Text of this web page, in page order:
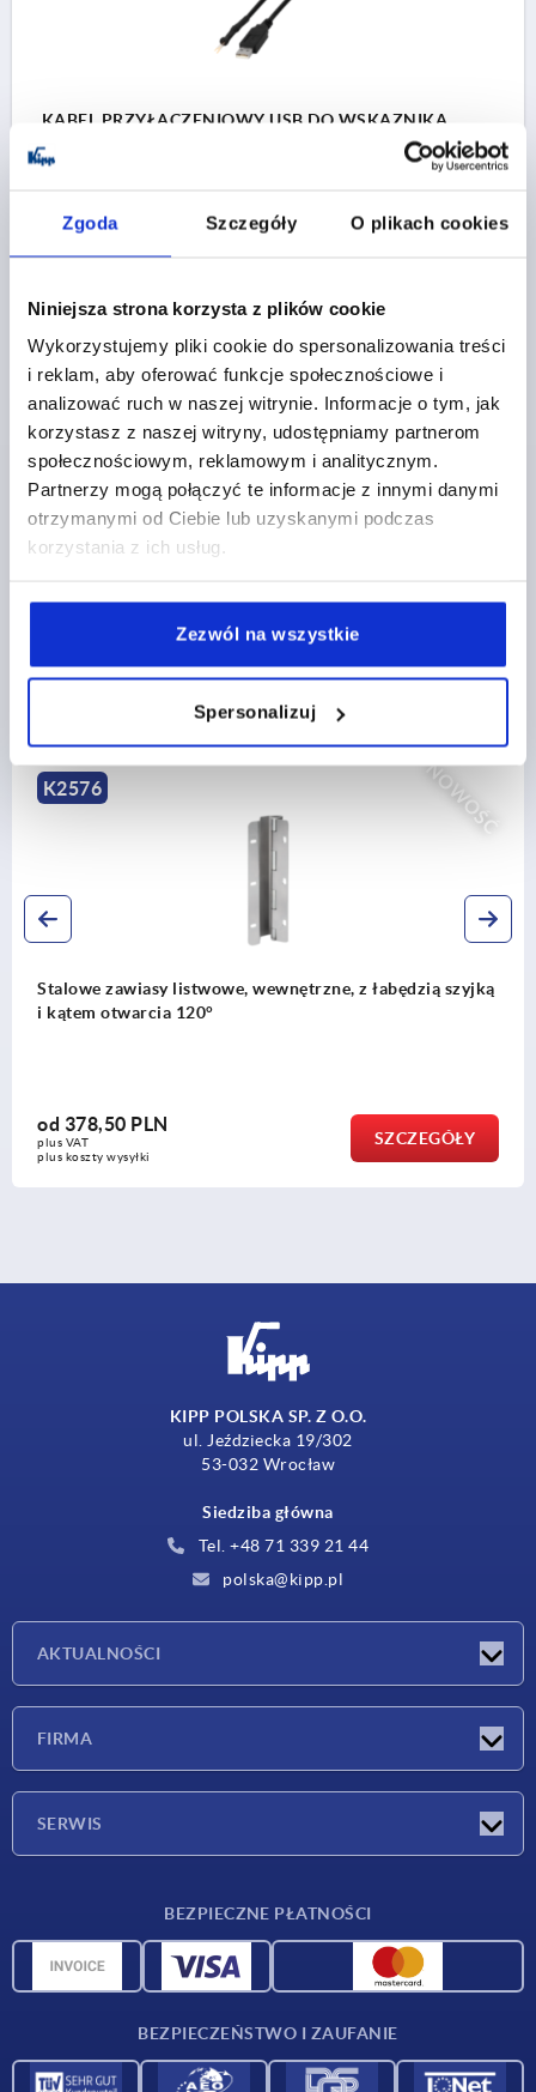
Zgoda Szczegóły O plikach cookies
Niniejsza strona korzysta z plików cookie
Wykorzystujemy pliki cookie do spersonalizowania treści
i reklam, aby oferować funkcje społecznościowe i
analizować ruch w naszej witrynie. Informacje o tym, jak
korzystasz z naszej witryny, udostępniamy partnerom
społecznościowym, reklamowym i analitycznym.
Partnerzy mogą połączyć te informacje z innymi danymi
otrzymanymi od Ciebie lub uzyskanymi podczas
korzystania z ich usług.
Zezwól na wszystkie
Spersonalizuj
KABEL PRZYŁĄCZENIOWY USB DO WSKAZNIKA
POLOZENIA
Nr zamówienia: K0411.09
plus VAT
plus koszty wysyłki
SZCZEGÓŁY
SZCZEGÓŁY PRODUKTU
CAD
POBIERANIE
Inni klienci kupili również
NOWOŚĆ
z łabędzią szyjką
SZCZEGÓŁY
Wskaźnik położenia z tworzywa
2 103,27 PLN
plus koszty wysyłki
KIPP POLSKA SP. Z O.O.
ul. Jeździecka 19/302
53-032 Wrocław
Siedziba główna
Tel. +48 71 339 21 44
polska@kipp.pl
AKTUALNOŚCI
FIRMA
SERWIS
Dane CAD
BEZPIECZNE PŁATNOŚCI
BEZPIECZEŃSTWO I ZAUFANIE